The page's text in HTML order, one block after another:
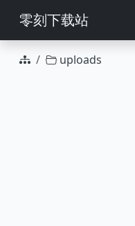
零刻下载站
uploads